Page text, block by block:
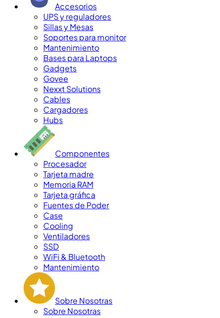
Accesorios
UPS y reguladores
Sillas y Mesas
Soportes para monitor
Mantenimiento
Bases para Laptops
Gadgets
Govee
Nexxt Solutions
Cables
Cargadores
Hubs
Componentes
Procesador
Tarjeta madre
Memoria RAM
Tarjeta gráfica
Fuentes de Poder
Case
Cooling
Ventiladores
SSD
WiFi & Bluetooth
Mantenimiento
Sobre Nosotras
Sobre Nosotras